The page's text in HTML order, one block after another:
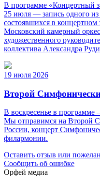
В программе «Концертный
25 июля — запись одного
состоявшихся в
Московский камерный
художественного
коллектива Александра
19 июля 2026
Второй
В воскресенье в программе
Мы отправимся на Второй
России, концерт
филармонии.
Оставить отзыв или
Сообщить об ошибке
Орфей медиа